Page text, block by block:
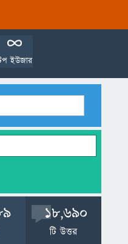
ইউজার
18,690
টি উত্তর